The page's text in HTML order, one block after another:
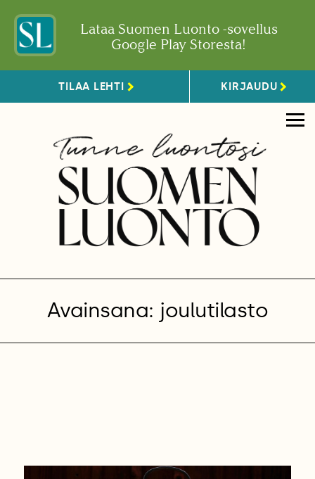
Lataa Suomen Luonto -sovellus
Google Play Storesta!
TILAA LEHTI KIRJAUDU
Avainsana: joulutilasto